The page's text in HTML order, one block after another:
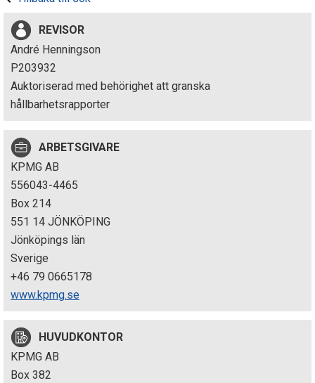
s
i
n
s
p
e
k
t
i
o
n
e
n
REVISOR
André Henningson
P203932
Auktoriserad med behörighet att granska
hållbarhetsrapporter
ARBETSGIVARE
KPMG AB
556043-4465
Box 214
551 14 JÖNKÖPING
Jönköpings län
Sverige
+46 79 0665178
www.kpmg.se
HUVUDKONTOR
KPMG AB
Box 382